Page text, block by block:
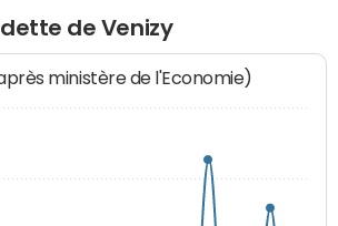
de Venizy
ministère de l'Economie)